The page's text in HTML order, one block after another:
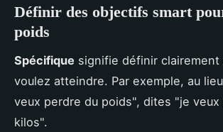
Définir des objectifs smart
poids
Spécifique signifie définir clairement
voulez atteindre. Par exemple, au
veux perdre du poids", dites "je veux
kilos".